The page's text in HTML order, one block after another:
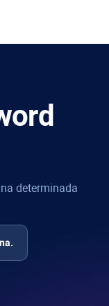
determinada